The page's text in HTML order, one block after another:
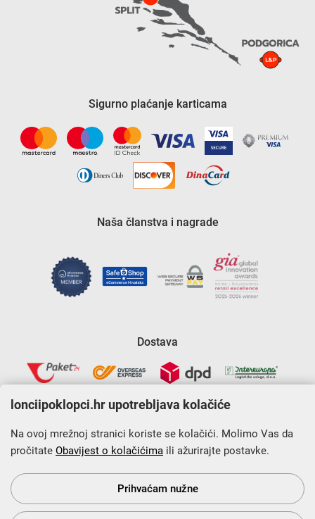
Sigurno plaćanje karticama
Naša članstva i nagrade
Dostava
Krajnji primatelj financijskog instrumenta sufinanciranog iz
Europskog fonda za regionalni razvoj u sklopu Operativnog
programa „Konkurentnost i kohezija”.
lonciipoklopci.hr upotrebljava kolačiće
Na ovoj mrežnoj stranici koriste se kolačići. Molimo Vas da
pročitate Obavijest o kolačićima ili ažurirajte postavke.
Prihvaćam nužne